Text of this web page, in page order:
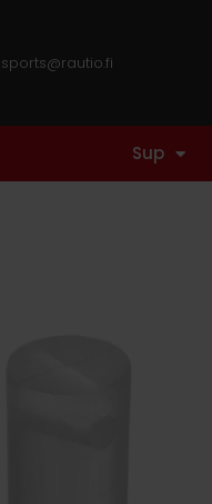
sports@rautio.fi
Sup